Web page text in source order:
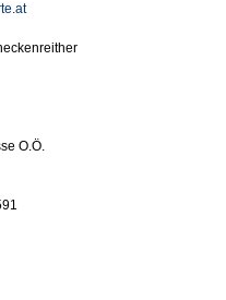
O.Ö.